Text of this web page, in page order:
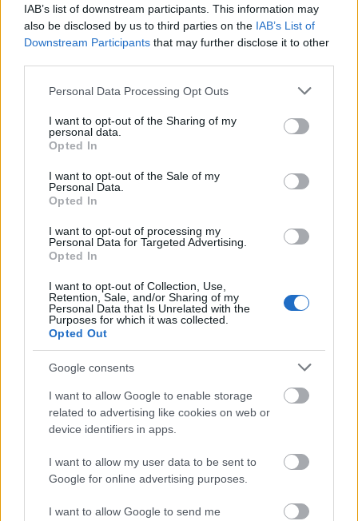
IAB’s list of downstream participants. This information may
also be disclosed by us to third parties on the IAB’s List of
Downstream Participants that may further disclose it to other
Please note that this website/app uses one or more Google
not limited to your visit or usage behaviour. You may click to
grant or deny consent to Google and its third-party tags to
use your data for below specified purposes in below Google
consent section.
Personal Data Processing Opt Outs
I want to opt-out of the Sharing of my
personal data.
Opted In
I want to opt-out of the Sale of my
Personal Data.
Opted In
I want to opt-out of processing my
Personal Data for Targeted Advertising.
Opted In
I want to opt-out of Collection, Use,
Retention, Sale, and/or Sharing of my
Personal Data that Is Unrelated with the
Purposes for which it was collected.
Opted Out
Google consents
I want to allow Google to enable storage
related to advertising like cookies on web or
device identifiers in apps.
I want to allow my user data to be sent to
Google for online advertising purposes.
I want to allow Google to send me
„Én a helyedben már rég öngyilkos
lettem volna" 14 dolog, amit soha ne
mondj egy kerekesszékesnek
Örökké fiatalon
Amikor évekkel ezelőtt - ugyanezen okok miatt -
elveszítettem a legjobb barátnőmet, már
"edzettebben" viseltem a megpróbáltatásokat, de
azt sosem tudtam, és fogom tudni elfogadni, hogy
ilyen korán kellett távoznia.Ugyanakkor picit irigy
vagyok rá, amiért a fiatal kora alatt többet élt, mint
amennyit talán én valaha is fogok.
van: tudta, hogy azt a kevéske időt, amit kapott,
élnie, ki kell élvezne, és megtöltenie
megszámlálhatatlan emlékkel, szépséggel, értékes
pillanatokkal. Viszont rengeget tanultam tőle, és
próbálom utána csinálni - hátha sikerül.